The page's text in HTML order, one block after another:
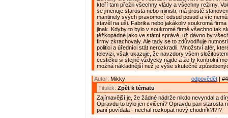
kteří tam přežili všechny vlády a všechny režimy.
se jmenuje starosta nebo ministr, má prostě
mantinely svých pravomocí odsud posud a víc
stavěl na uši. Fabrika nebo jakákoliv soukromá
jinak. Kdyby to bylo v soukromé firmě všechno tak
těžkopádné jako ve státní správě, už dávno by
firmy zkrachovaly. Ale tady se to zdůvodňuje
politici a úředníci stát nerozkradli. Množství afér,
televizi, však ukazuje, že navzdory všem
cestičku si stejně vždycky najde a že ty kontrolní
možná nákladnější než je výše skutečně
odpovědět |
Autor: Mikky
Titulek: Zpět k tématu
Zajímavější je, že žádné nádrže nikdo nevyndal a
Opravdu to bylo jen cvičení? Opravdu pan starosta
paní povídala - nechal rozkopat nový chodník?!?!?